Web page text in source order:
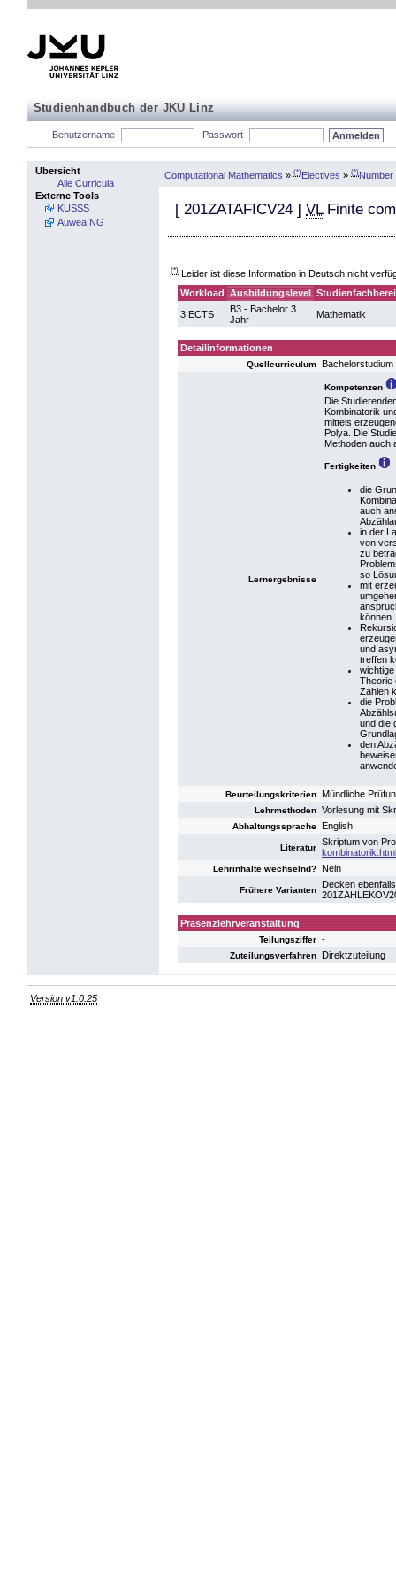
Studienhandbuch der JKU Linz
Benutzername Passwort
Übersicht
Alle Curricula
Externe Tools
KUSSS
Auwea NG
Computational Mathematics » (*)Electives » (*)Number
[ 201ZATAFICV24 ] VLFinite
(*) Leider ist diese Information in Deutsch nicht
Workload Ausbildungslevel
3 ECTS
B3 - Bachelor 3.
Jahr
Mathematik
Detailinformationen
Quellcurriculum
Lernergebnisse
Kompetenzen
Die
Kombinatorik
mittels
Polya. Die
Methoden auch
Fertigkeiten
die
auch
in der
von
zu
so
mit
können
und
treffen
Theorie
Zahlen
die
und die
den
Beurteilungskriterien Mündliche
Lehrmethoden Vorlesung mit
Abhaltungssprache English
Literatur
Skriptum von
kombinatorik.html
Lehrinhalte wechselnd? Nein
Frühere Varianten
Decken
Präsenzlehrveranstaltung
Teilungsziffer -
Zuteilungsverfahren Direktzuteilung
Version v1.0.25